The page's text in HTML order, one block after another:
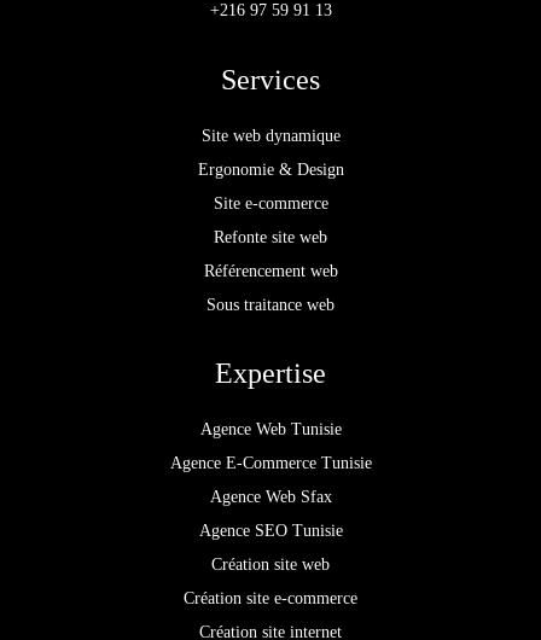
+216 97 59 91 13
Services
Site web dynamique
Ergonomie & Design
Site e-commerce
Refonte site web
Référencement web
Sous traitance web
Expertise
Agence Web Tunisie
Agence E-Commerce Tunisie
Agence Web Sfax
Agence SEO Tunisie
Création site web
Création site e-commerce
Création site internet